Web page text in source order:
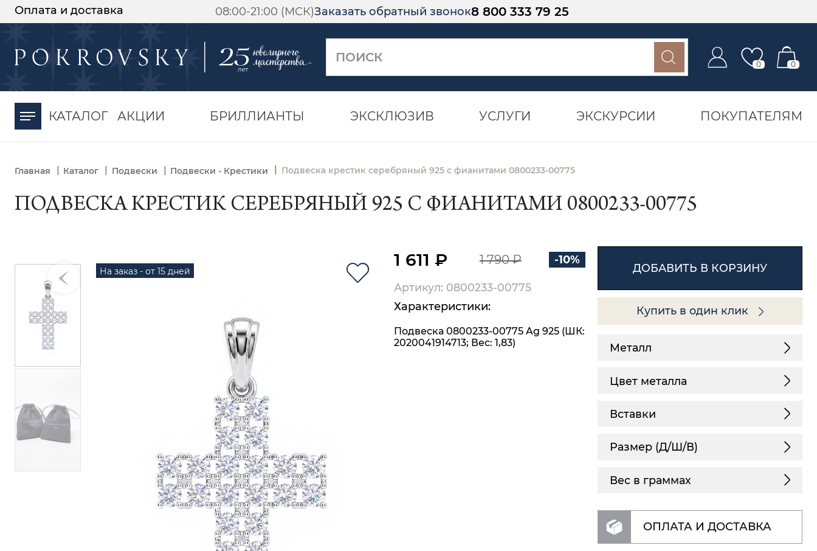
Оплата и доставка 08:00-21:00 (МСК)Заказать обратный звонок8 800 333 79 25
0 0
КАТАЛОГ АКЦИИ БРИЛЛИАНТЫ ЭКСКЛЮЗИВ УСЛУГИ ЭКСКУРСИИ ПОКУПАТЕЛЯМ
Главная | Каталог | Подвески | Подвески - Крестики Подвеска крестик серебряный 925 с фианитами 0800233-00775
ПОДВЕСКА КРЕСТИК СЕРЕБРЯНЫЙ 925 С ФИАНИТАМИ 0800233-00775
На заказ - от 15 дней
1 611 ₽ 1 790 ₽ -10%
Артикул: 0800233-00775
Характеристики:
Подвеска 0800233-00775 Ag 925 (ШК:
2020041914713; Вес: 1,83)
ДОБАВИТЬ В КОРЗИНУ
Купить в один клик
Металл
Цвет металла
Вставки
Размер (Д/Ш/В)
Вес в граммах
ОПЛАТА И ДОСТАВКА
-30%
момента оплаты